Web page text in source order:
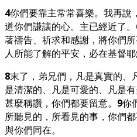
4你們要靠主常常喜樂。我再說
道你們謙讓的心。主已經近了。
著禱告、祈求和感謝，將你們所
人所能了解的平安，必在基督
8末了，弟兄們，凡是真實的、
是清潔的、凡是可愛的、凡是
甚麼稱讚，你們都要留意。 9你
所聽見的，所看見的事，你們
與你們同在。